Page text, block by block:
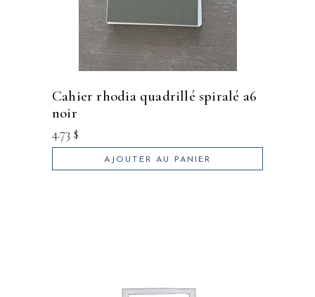
cahier rhodia quadrillé spiralé a6
noir
4.73 $
AJOUTER AU PANIER